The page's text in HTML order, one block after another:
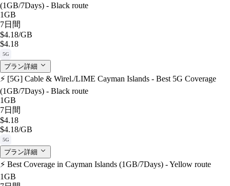
(1GB/7Days) - Black route
1GB
7日間
$4.18/GB
$4.18
5G
プラン詳細
⚡️ [5G] Cable & Wirel./LIME Cayman Islands - Best 5G Coverage
(1GB/7Days) - Black route
1GB
7日間
$4.18
$4.18/GB
5G
プラン詳細
⚡️ Best Coverage in Cayman Islands (1GB/7Days) - Yellow route
1GB